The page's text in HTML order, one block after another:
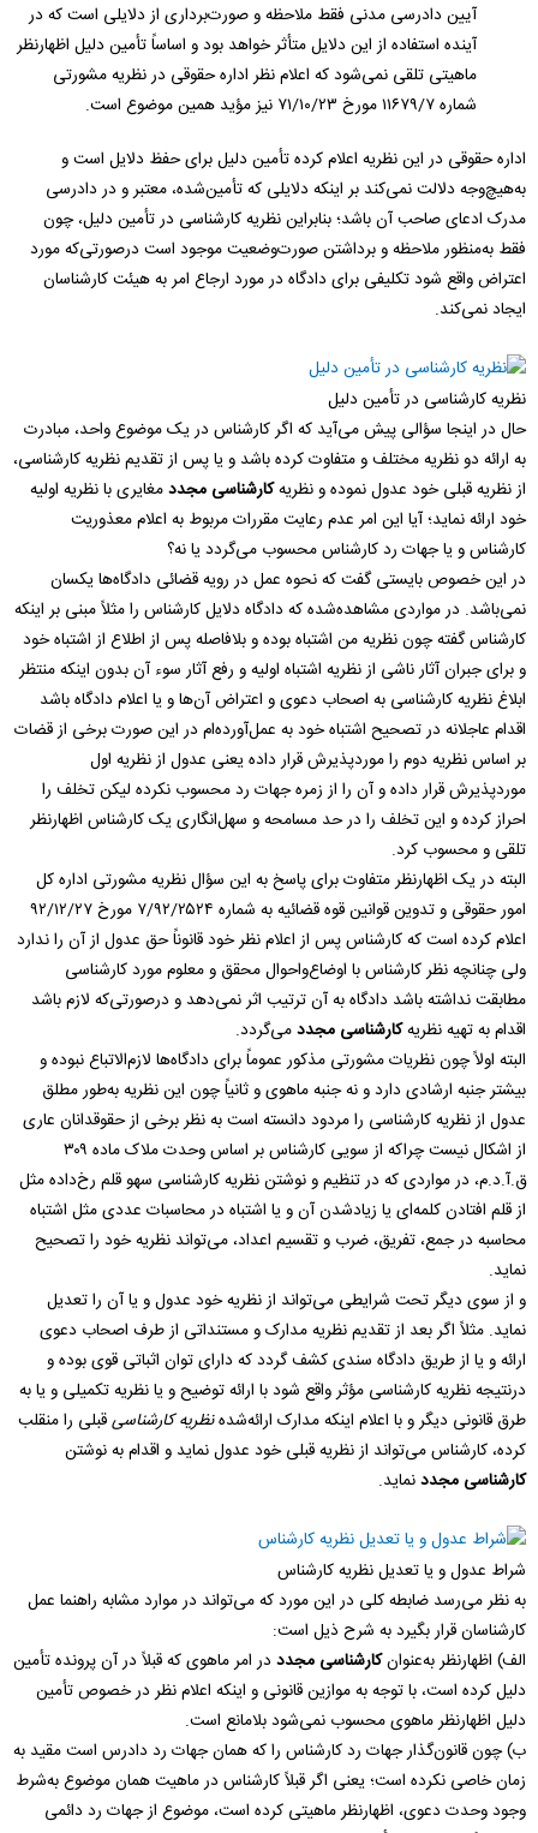
آیین دادرسی مدنی فقط ملاحظه و صورت‌برداری از دلایلی است که در
آینده استفاده از این دلایل متأثر خواهد بود و اساساً تأمین دلیل اظهارنظر
ماهیتی تلقی نمی‌شود که اعلام نظر اداره حقوقی در نظریه مشورتی
شماره ۱۱۶۷۹/۷ مورخ ۷۱/۱۰/۲۳ نیز مؤید همین موضوع است.
اداره حقوقی در این نظریه اعلام کرده تأمین دلیل برای حفظ دلایل است و
به‌هیچ‌وجه دلالت نمی‌کند بر اینکه دلایلی که تأمین‌شده، معتبر و در دادرسی
مدرک ادعای صاحب آن باشد؛ بنابراین نظریه کارشناسی در تأمین دلیل، چون
فقط به‌منظور ملاحظه و برداشتن صورت‌وضعیت موجود است درصورتی‌که مورد
اعتراض واقع شود تکلیفی برای دادگاه در مورد ارجاع امر به هیئت کارشناسان
ایجاد نمی‌کند.
نظریه کارشناسی در تأمین دلیل
حال در اینجا سؤالی پیش می‌آید که اگر کارشناس در یک موضوع واحد، مبادرت
به ارائه دو نظریه مختلف و متفاوت کرده باشد و یا پس از تقدیم نظریه کارشناسی،
از نظریه قبلی خود عدول نموده و نظریهکارشناسی مجددمغایری با نظریه اولیه
خود ارائه نماید؛ آیا این امر عدم رعایت مقررات مربوط به اعلام معذوریت
کارشناس و یا جهات رد کارشناس محسوب می‌گردد یا نه؟
در این خصوص بایستی گفت که نحوه عمل در رویه قضائی دادگاه‌ها یکسان
نمی‌باشد. در مواردی مشاهده‌شده که دادگاه دلایل کارشناس را مثلاً مبنی بر اینکه
کارشناس گفته چون نظریه من اشتباه بوده و بلافاصله پس از اطلاع از اشتباه خود
و برای جبران آثار ناشی از نظریه اشتباه اولیه و رفع آثار سوء آن بدون اینکه منتظر
ابلاغ نظریه کارشناسی به اصحاب دعوی و اعتراض آن‌ها و یا اعلام دادگاه باشد
اقدام عاجلانه در تصحیح اشتباه خود به عمل‌آورده‌ام در این صورت برخی از قضات
بر اساس نظریه دوم را موردپذیرش قرار داده یعنی عدول از نظریه اول
موردپذیرش قرار داده و آن را از زمره جهات رد محسوب نکرده لیکن تخلف را
احراز کرده و این تخلف را در حد مسامحه و سهل‌انگاری یک کارشناس اظهارنظر
تلقی و محسوب کرد.
البته در یک اظهارنظر متفاوت برای پاسخ به این سؤال نظریه مشورتی اداره کل
امور حقوقی و تدوین قوانین قوه قضائیه به شماره ۷/۹۲/۲۵۲۴ مورخ ۹۲/۱۲/۲۷
اعلام کرده است که کارشناس پس از اعلام نظر خود قانوناً حق عدول از آن را ندارد
ولی چنانچه نظر کارشناس با اوضاع‌واحوال محقق و معلوم مورد کارشناسی
مطابقت نداشته باشد دادگاه به آن ترتیب اثر نمی‌دهد و درصورتی‌که لازم باشد
اقدام به تهیه نظریهکارشناسی مجددمی‌گردد.
البته اولاً چون نظریات مشورتی مذکور عموماً برای دادگاه‌ها لازم‌الاتباع نبوده و
بیشتر جنبه ارشادی دارد و نه جنبه ماهوی و ثانیاً چون این نظریه به‌طور مطلق
عدول از نظریه کارشناسی را مردود دانسته است به نظر برخی از حقوقدانان عاری
از اشکال نیست چراکه از سویی کارشناس بر اساس وحدت ملاک ماده ۳۰۹
ق.آ.د.م، در مواردی که در تنظیم و نوشتن نظریه کارشناسی سهو قلم رخ‌داده مثل
از قلم افتادن کلمه‌ای یا زیادشدن آن و یا اشتباه در محاسبات عددی مثل اشتباه
محاسبه در جمع، تفریق، ضرب و تقسیم اعداد، می‌تواند نظریه خود را تصحیح
نماید.
و از سوی دیگر تحت شرایطی می‌تواند از نظریه خود عدول و یا آن را تعدیل
نماید. مثلاً اگر بعد از تقدیم نظریه مدارک و مستنداتی از طرف اصحاب دعوی
ارائه و یا از طریق دادگاه سندی کشف گردد که دارای توان اثباتی قوی بوده و
درنتیجه نظریه کارشناسی مؤثر واقع شود با ارائه توضیح و یا نظریه تکمیلی و یا به
طرق قانونی دیگر و با اعلام اینکه مدارک ارائه‌شدهنظریه کارشناسیقبلی را منقلب
کرده، کارشناس می‌تواند از نظریه قبلی خود عدول نماید و اقدام به نوشتن
کارشناسی مجددنماید.
شراط عدول و یا تعدیل نظریه کارشناس
به نظر می‌رسد ضابطه کلی در این مورد که می‌تواند در موارد مشابه راهنما عمل
کارشناسان قرار بگیرد به شرح ذیل است:
الف) اظهارنظر به‌عنوانکارشناسی مجدد در امر ماهوی که قبلاً در آن پرونده تأمین
دلیل کرده است، با توجه به موازین قانونی و اینکه اعلام نظر در خصوص تأمین
دلیل اظهارنظر ماهوی محسوب نمی‌شود بلامانع است.
ب) چون قانون‌گذار جهات رد کارشناس را که همان جهات رد دادرس است مقید به
زمان خاصی نکرده است؛ یعنی اگر قبلاً کارشناس در ماهیت همان موضوع به‌شرط
وجود وحدت دعوی، اظهارنظر ماهیتی کرده است، موضوع از جهات رد دائمی